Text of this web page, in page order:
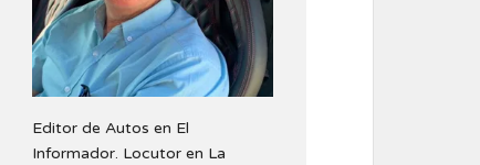
Editor de Autos en El
Informador. Locutor en La